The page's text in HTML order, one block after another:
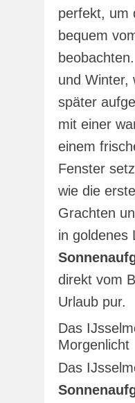
perfekt, um
bequem
und Winter,
später
mit einer
einem
Fenster
wie die
Grachten
in goldenes
direkt vom
Urlaub pur.
Das
Morgenlicht
Das